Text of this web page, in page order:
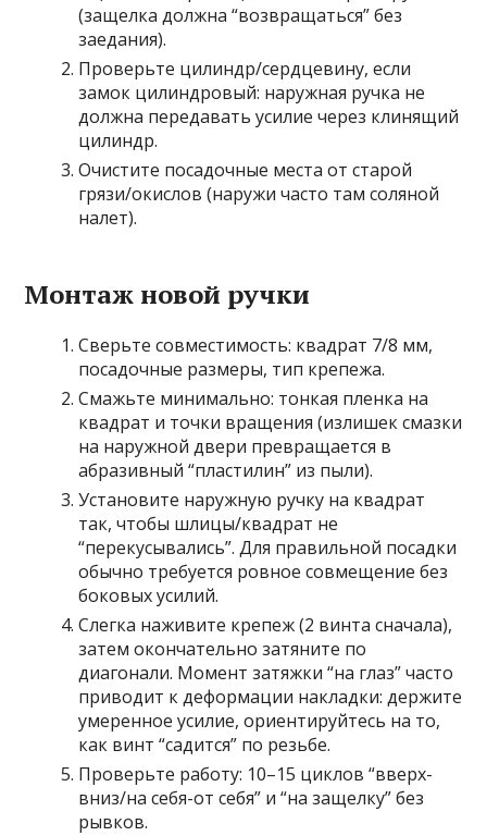
(защелка должна “возвращаться” без
заедания).
Проверьте цилиндр/сердцевину, если
замок цилиндровый: наружная ручка не
должна передавать усилие через клинящий
цилиндр.
Очистите посадочные места от старой
грязи/окислов (наружи часто там соляной
налет).
Монтаж новой ручки
Сверьте совместимость: квадрат 7/8 мм,
посадочные размеры, тип крепежа.
Смажьте минимально: тонкая пленка на
квадрат и точки вращения (излишек смазки
на наружной двери превращается в
абразивный “пластилин” из пыли).
Установите наружную ручку на квадрат
так, чтобы шлицы/квадрат не
“перекусывались”. Для правильной посадки
обычно требуется ровное совмещение без
боковых усилий.
Слегка наживите крепеж (2 винта сначала),
затем окончательно затяните по
диагонали. Момент затяжки “на глаз” часто
приводит к деформации накладки: держите
умеренное усилие, ориентируйтесь на то,
как винт “садится” по резьбе.
Проверьте работу: 10–15 циклов “вверх-
вниз/на себя-от себя” и “на защелку” без
рывков.